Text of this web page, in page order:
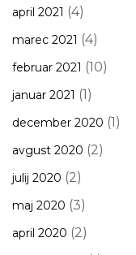
april 2021 (4)
marec 2021 (4)
februar 2021 (10)
januar 2021 (1)
december 2020 (1)
avgust 2020 (2)
julij 2020 (2)
maj 2020 (3)
april 2020 (2)